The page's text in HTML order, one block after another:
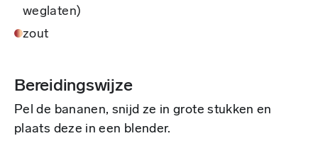
weglaten)
zout
Bereidingswijze
Pel de bananen, snijd ze in grote stukken en
plaats deze in een blender.